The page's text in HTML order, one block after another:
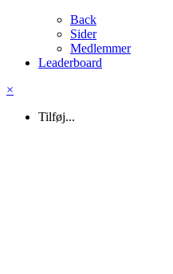
Back
Sider
Medlemmer
Leaderboard
×
Tilføj...